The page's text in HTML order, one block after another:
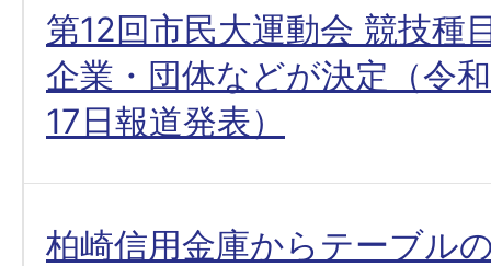
第12回市民大運動会 競技種
企業・団体などが決定（令
17日報道発表）
柏崎信用金庫からテーブル